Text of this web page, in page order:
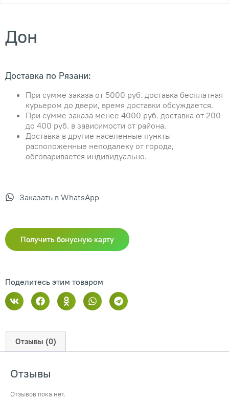
Дон
Доставка по Рязани:
При сумме заказа от 5000 руб. доставка бесплатная
курьером до двери, время доставки обсуждается.
При сумме заказа менее 4000 руб. доставка от 200
до 400 руб. в зависимости от района.
Доставка в другие населенные пункты
расположенные неподалеку от города,
обговаривается индивидуально.
Заказать в WhatsApp
Получить бонусную карту
Поделитесь этим товаром
Отзывы (0)
Отзывы
Отзывов пока нет.